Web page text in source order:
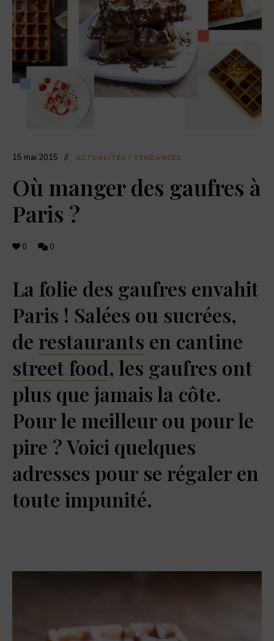
dernières
actualités
food,
adresses
restaurants,
coffee
shops,
et
pâtisseries
à
découvrir.
15 mai 2015 ACTUALITÉS / TENDANCES
Où manger des gaufres à
Paris ?
0 0
La folie des gaufres envahit
Paris ! Salées ou sucrées,
de restaurants en cantine
street food, les gaufres ont
plus que jamais la côte.
Pour le meilleur ou pour le
pire ? Voici quelques
adresses pour se régaler en
toute impunité.